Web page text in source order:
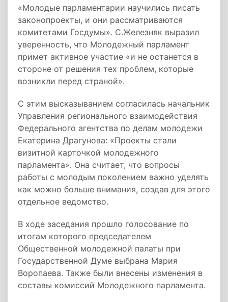
«Молодые парламентарии научились писать
законопроекты, и они рассматриваются
комитетами Госдумы». С.Железняк выразил
уверенность, что Молодежный парламент
примет активное участие «и не останется в
стороне от решения тех проблем, которые
возникли перед страной».
С этим высказыванием согласилась начальник
Управления регионального взаимодействия
Федерального агентства по делам молодежи
Екатерина Драгунова: «Проекты стали
визитной карточкой молодежного
парламента». Она считает, что вопросы
работы с молодым поколением важно уделять
как можно больше внимания, создав для этого
отдельное ведомство.
В ходе заседания прошло голосование по
итогам которого председателем
Общественной молодежной палаты при
Государственной Думе выбрана Мария
Воропаева. Также были внесены изменения в
составы комиссий Молодежного парламента.